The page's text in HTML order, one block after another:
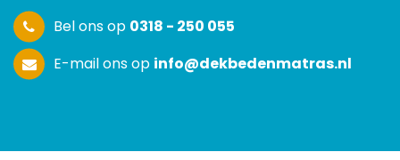
Bel ons op 0318 - 250 055
E-mail ons op info@dekbedenmatras.nl